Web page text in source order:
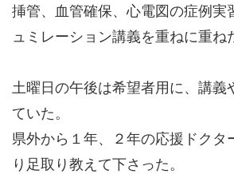
挿管、血管確保、心電図の症例実
ュミレーション講義を重ねに重ね
土曜日の午後は希望者用に、講義
ていた。
県外から１年、２年の応援ドクタ
り足取り教えて下さった。